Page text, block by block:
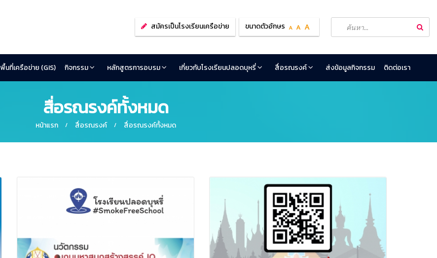
ขนาดตัวอักษร
สมัครเป็นโรงเรียนเครือข่าย
พื้นที่เครือข่าย (GIS) กิจกรรม หลักสูตรการอบรม เกี่ยวกับโรงเรียนปลอดบุหรี่ สื่อรณรงค์ ส่งข้อมูลกิจกรรม ติดต่อเรา
สื่อรณรงค์ทั้งหมด
หน้าแรก สื่อรณรงค์ สื่อรณรงค์ทั้งหมด